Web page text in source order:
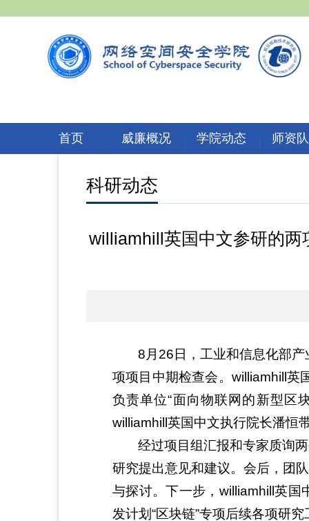
首页 威廉概况 学院动态 师资
科研动态
williamhill英国中文参研的两
8月26日，工业和信息化部产
项项目中期检查会。williamhill英
负责单位“面向物联网的新型区
williamhill英国中文执行院长潘恒
经过项目组汇报和专家质询
研究提出意见和建议。会后，团
与探讨。下一步，williamhill英国
发计划“区块链”专项后续各项研